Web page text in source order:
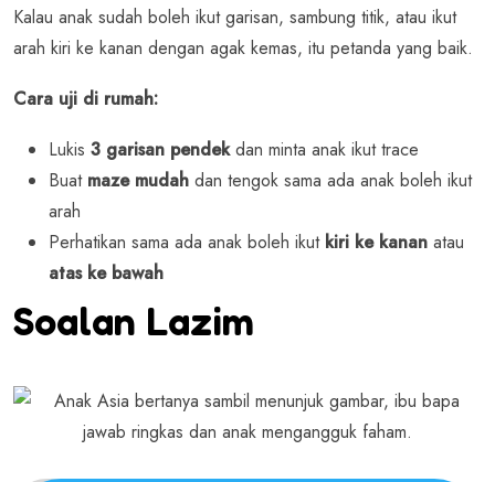
Kalau anak sudah boleh ikut garisan, sambung titik, atau ikut
arah kiri ke kanan dengan agak kemas, itu petanda yang baik.
Cara uji di rumah:
Lukis 3 garisan pendekdan minta anak ikut trace
Buat maze mudah dan tengok sama ada anak boleh ikut
arah
Perhatikan sama ada anak boleh ikut kiri ke kanan atau
atas ke bawah
Soalan Lazim